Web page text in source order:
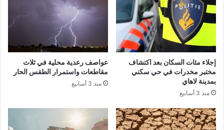
إجلاء مئات السكان بعد اكتشاف
مختبر مخدرات في حي سكني
بمدينة لاهاي
منذ 3 أسابيع
عواصف رعدية محلية في ثلاث
مقاطعات واستمرار الطقس الحار
منذ 3 أسابيع